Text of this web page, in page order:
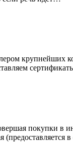
крупнейших
покупки